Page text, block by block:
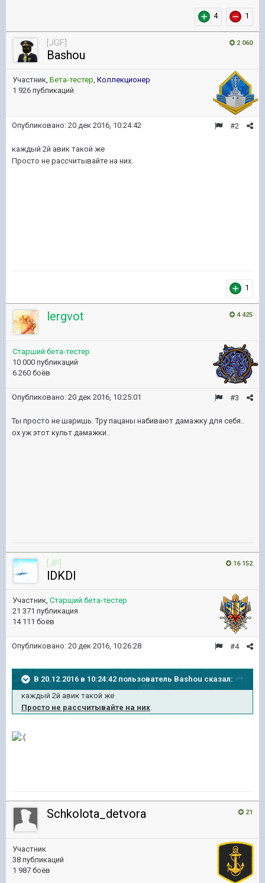
4 1
2 060
[JGF]
Bashou
Участник, Бета-тестер, Коллекционер
1 926 публикаций
#2
Опубликовано: 20 дек 2016, 10:24:42
каждый 2й авик такой же
Просто не рассчитывайте на них.
1
4 425
lergvot
Старший бета-тестер
10 000 публикаций
6 260 боёв
#3
Опубликовано: 20 дек 2016, 10:25:01
Ты просто не шаришь. Тру пацаны набивают дамажку для себя..
ох уж этот культ дамажки..
16 152
[JP]
lDKDl
Участник, Старший бета-тестер
21 371 публикация
14 111 боёв
#4
Опубликовано: 20 дек 2016, 10:26:28
В 20.12.2016 в 10:24:42 пользователь Bashou сказал:
каждый 2й авик такой же
Просто не рассчитывайте на них.
21
Schkolota_detvora
Участник
38 публикаций
1 987 боёв